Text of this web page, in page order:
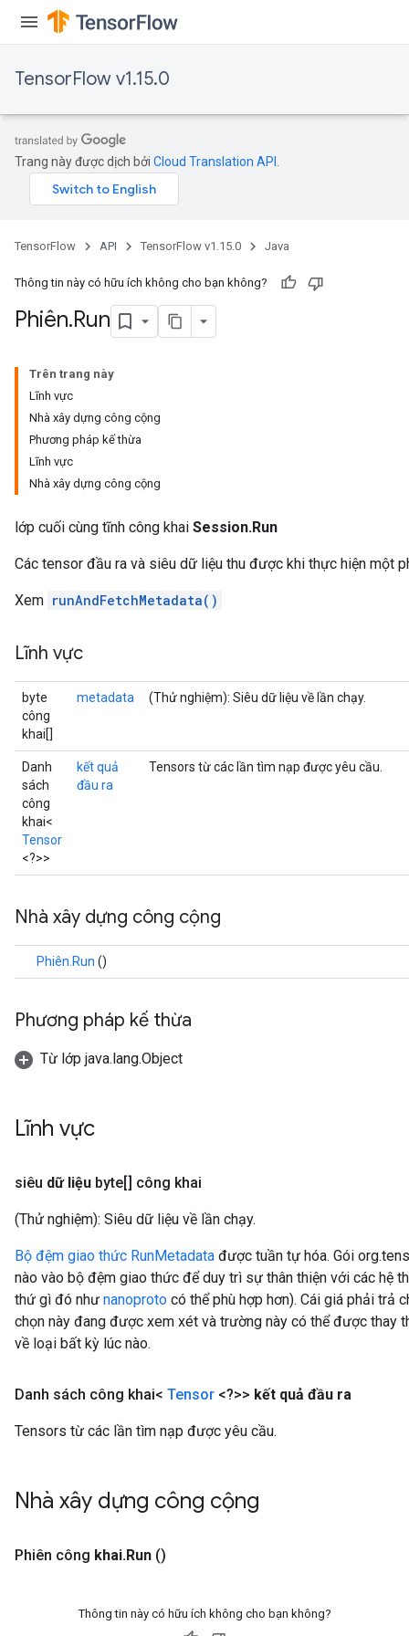
TensorFlow v1.15.0
Trang này được dịch bởi Cloud Translation API
TensorFlow API TensorFlow v1.15.0 Java
Thông tin này có hữu ích không cho bạn không?
Phiên.Run
Trên trang này
Lĩnh vực
Nhà xây dựng công cộng
Phương pháp kế thừa
Lĩnh vực
Nhà xây dựng công cộng
lớp cuối cùng tĩnh công khai Session.Run
Các tensor đầu ra và siêu dữ liệu thu được khi thực hiện một
Xem runAndFetchMetadata()
Lĩnh vực
byte
công
khai[]
metadata (Thử nghiệm): Siêu dữ liệu về lần chạy.
Danh
sách
công
khai<
Tensor
<?>>
kết quả
đầu ra
Tensors từ các lần tìm nạp được yêu cầu.
Nhà xây dựng công cộng
Phiên.Run ()
Phương pháp kế thừa
Từ lớp java.lang.Object
Lĩnh vực
siêu dữ liệu byte[] công khai
(Thử nghiệm): Siêu dữ liệu về lần chạy.
Bộ đệm giao thức RunMetadata được tuần tự hóa. Gói
nào vào bộ đệm giao thức để duy trì sự thân thiện với các hệ
thứ gì đó như nanoproto có thể phù hợp hơn). Cái giá phải trả
chọn này đang được xem xét và trường này có thể được thay
về loại bất kỳ lúc nào.
Danh sách công khai< Tensor <?>> kết quả đầu ra
Tensors từ các lần tìm nạp được yêu cầu.
Nhà xây dựng công cộng
Phiên công khai.Run ()
Thông tin này có hữu ích không cho bạn không?